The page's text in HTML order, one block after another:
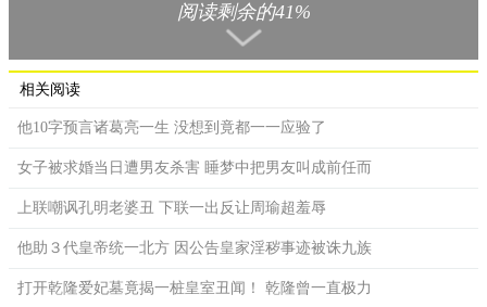
战胜利后颇有众望，后来穷兵黷武，产生轻敌之心，大举出兵伐
魏，惨遭新城之败。回朝之后，独断专权。建兴二年（253年），
为皇帝孙亮联合托孤大臣孙峻所害，时年五十一岁。孙休即位
后，得以平反昭雪。
阅读剩余的41%
相关阅读
他10字预言诸葛亮一生 没想到竟都一一应验了
女子被求婚当日遭男友杀害 睡梦中把男友叫成前任而
上联嘲讽孔明老婆丑 下联一出反让周瑜超羞辱
他助３代皇帝统一北方 因公告皇家淫秽事迹被诛九族
打开乾隆爱妃墓竟揭一桩皇室丑闻！ 乾隆曾一直极力